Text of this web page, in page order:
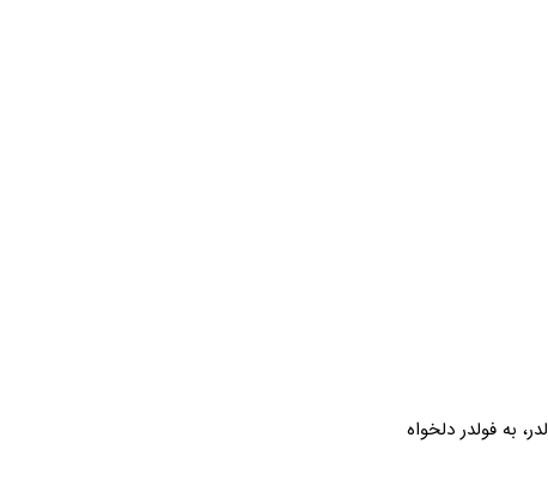
به فولدر دلخواه